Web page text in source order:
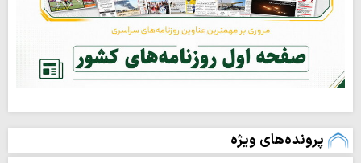
پرونده‌های ویژه